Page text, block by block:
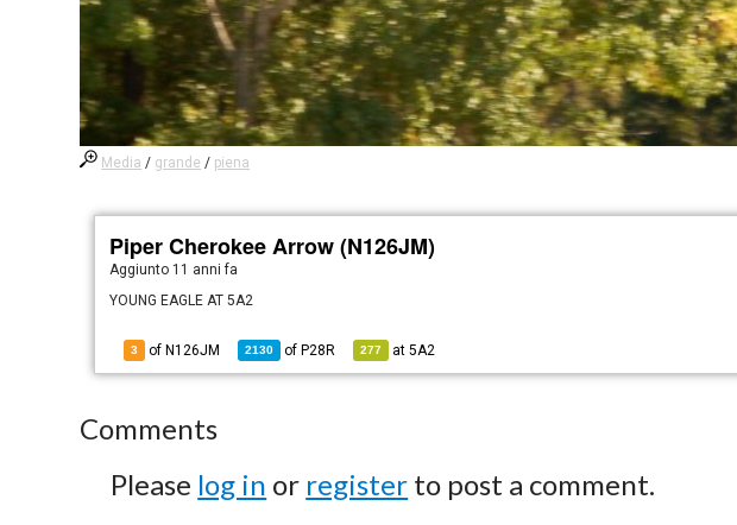
Media / grande / piena
Piper Cherokee Arrow (N126JM)
Aggiunto 11 anni fa
YOUNG EAGLE AT 5A2
3 of N126JM 2130 of P28R 277 at5A2
Comments
Please log in or register to post a comment.